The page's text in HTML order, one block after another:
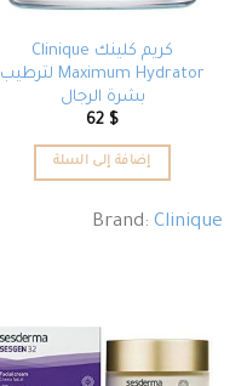
كريم كلينك Clinique
Maximum Hydrator لترطيب
بشرة الرجال
62 $
إضافة إلى السلة
Brand:Clinique